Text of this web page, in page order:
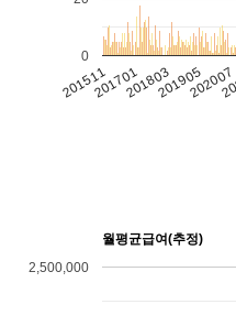
201511201701201803201905202007
0
월평균급여(추정)
2,500,000